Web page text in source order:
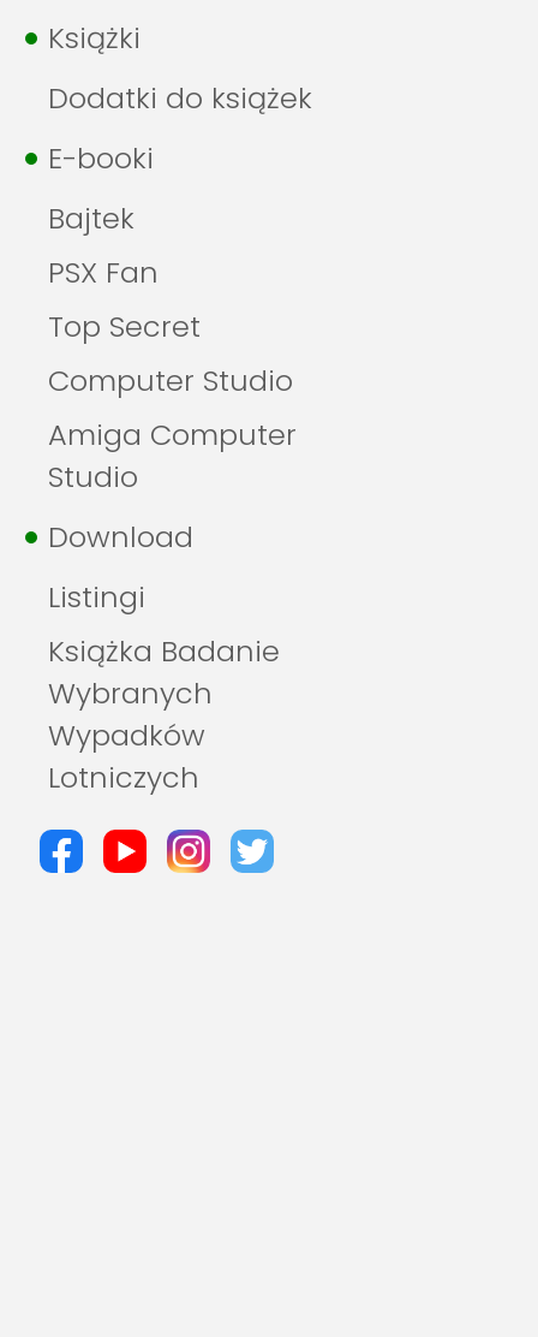
Książki
Dodatki do książek
E-booki
Bajtek
PSX Fan
Top Secret
Computer Studio
Amiga Computer
Studio
Download
Listingi
Książka Badanie
Wybranych
Wypadków
Lotniczych